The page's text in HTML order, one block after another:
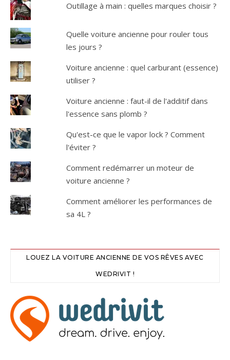
Outillage à main : quelles marques choisir ?
Quelle voiture ancienne pour rouler tous
les jours ?
Voiture ancienne : quel carburant (essence)
utiliser ?
Voiture ancienne : faut-il de l'additif dans
l'essence sans plomb ?
Qu'est-ce que le vapor lock ? Comment
l'éviter ?
Comment redémarrer un moteur de
voiture ancienne ?
Comment améliorer les performances de
sa 4L ?
LOUEZ LA VOITURE ANCIENNE DE VOS RÊVES AVEC
WEDRIVIT !